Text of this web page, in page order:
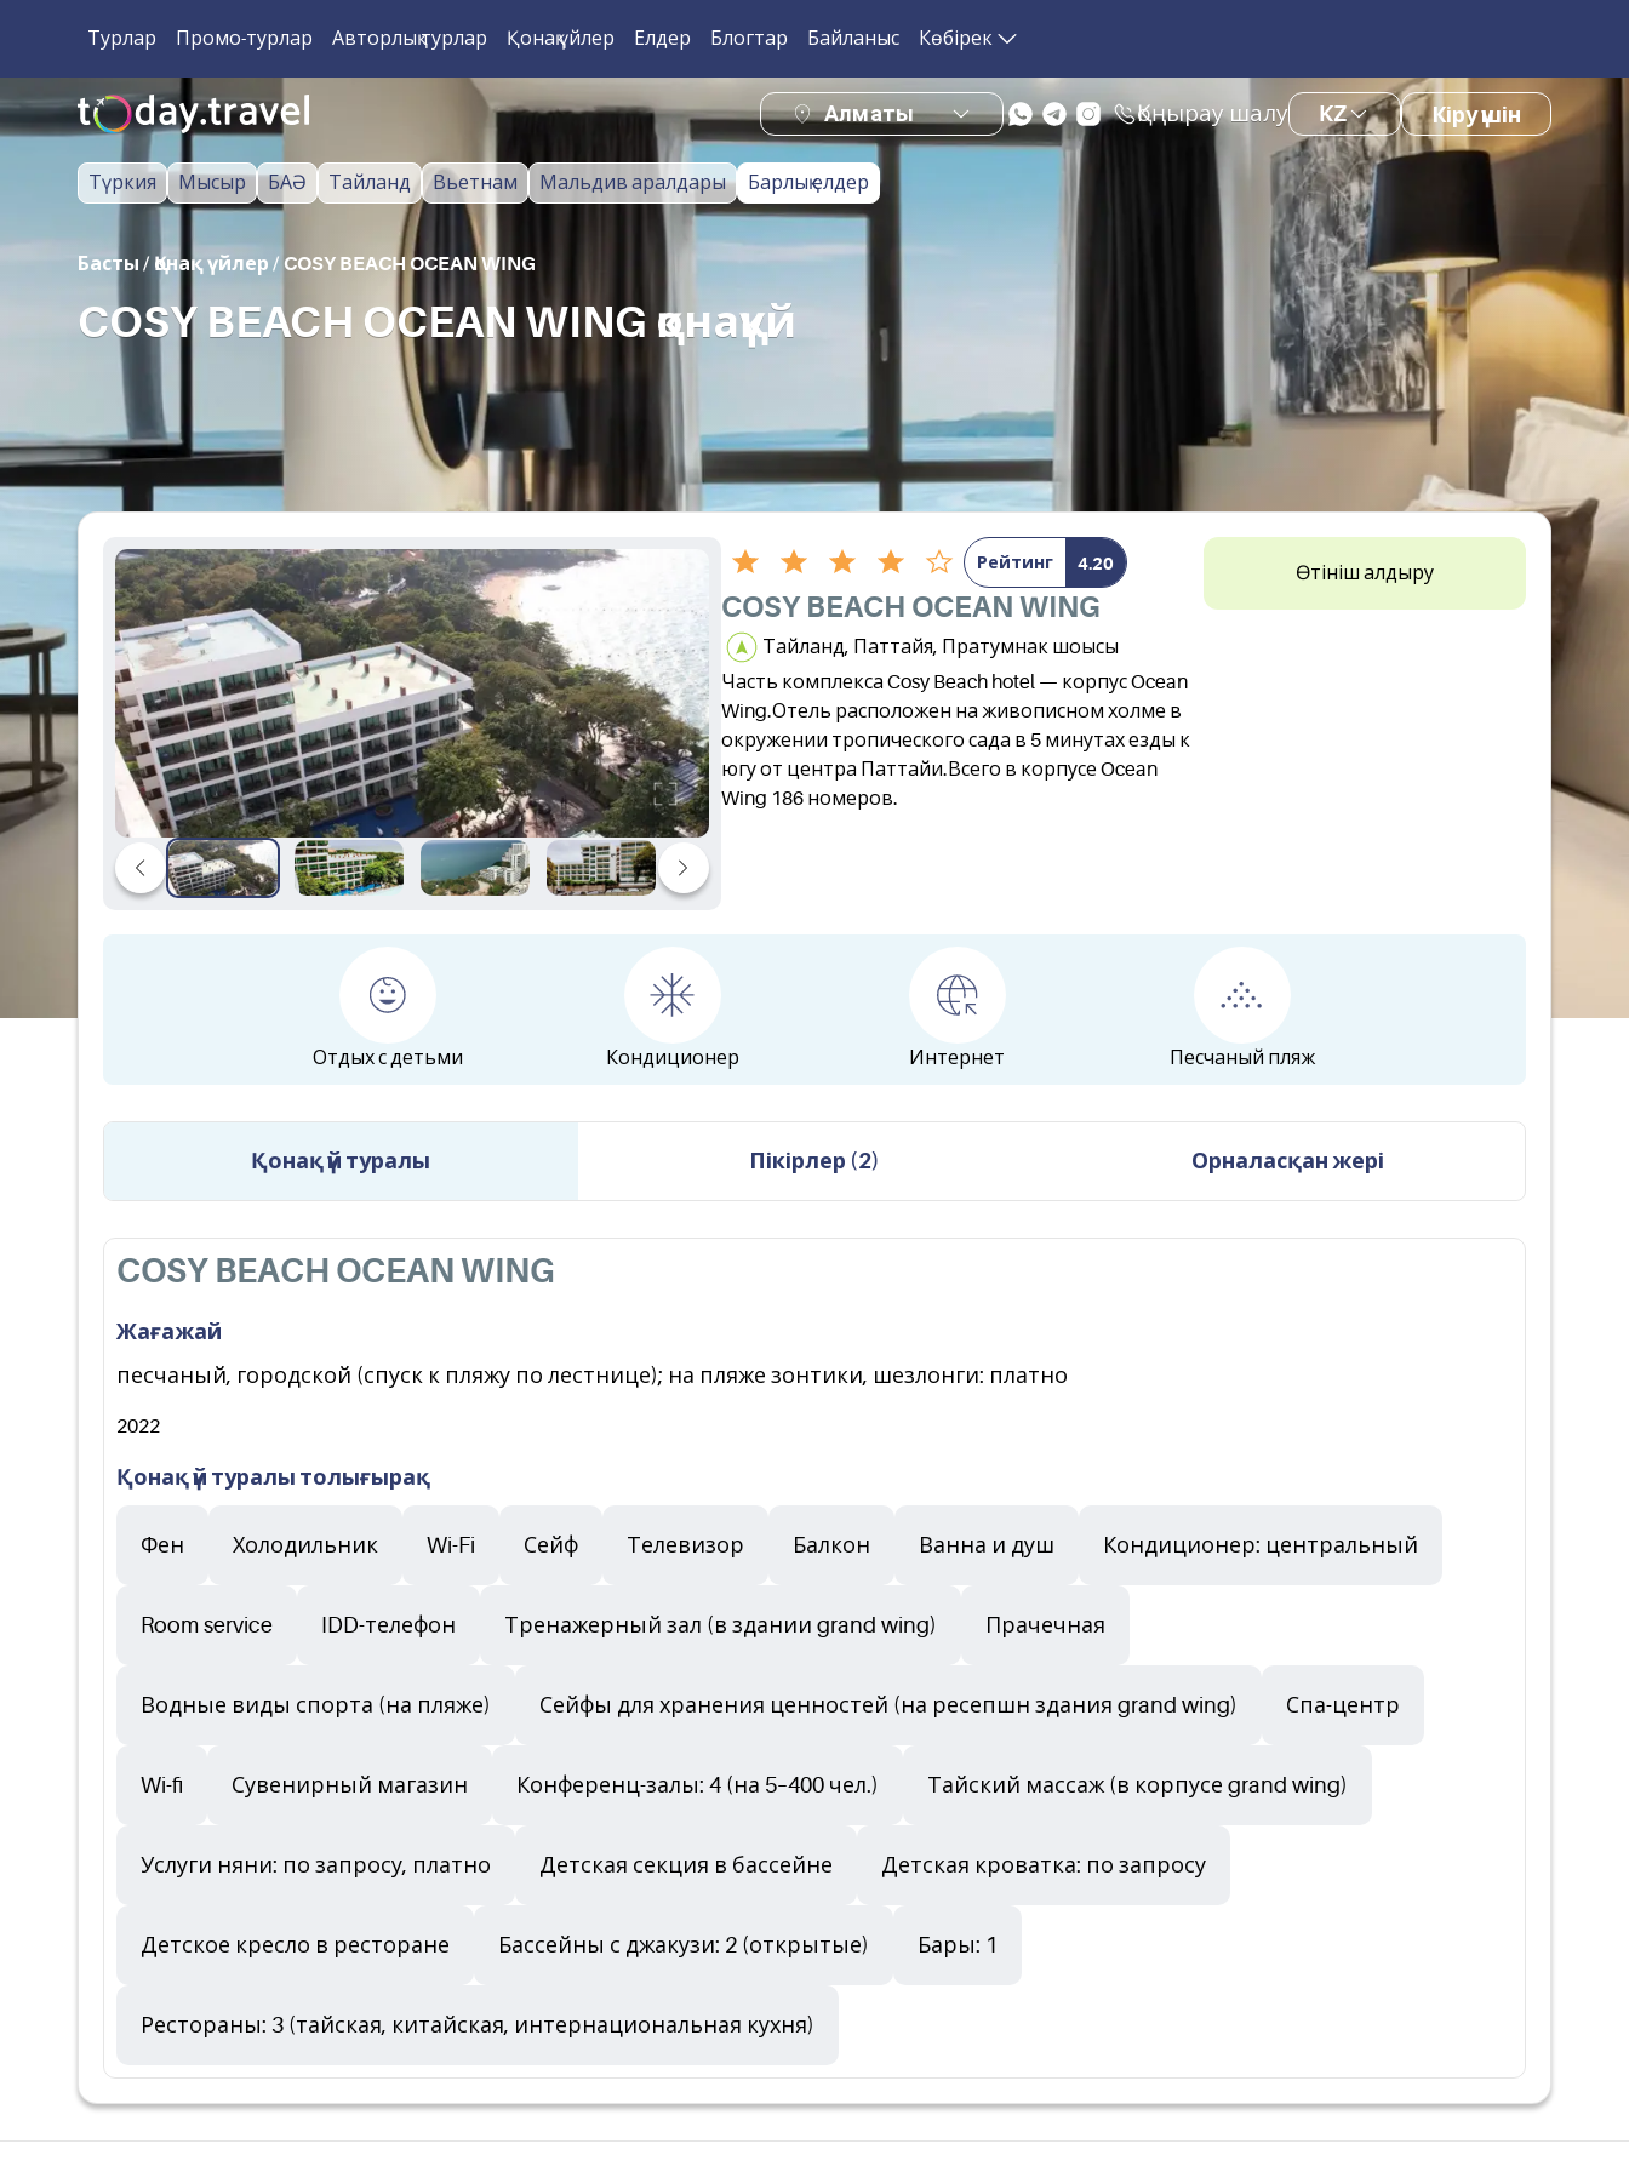
Турлар Промо-турлар Авторлық турлар Қонақ үйлер Елдер Блогтар Байланыс Көбірек
Алматы Қоңырау шалу KZ Кіру үшін
Түркия Мысыр БАӘ Тайланд Вьетнам Мальдив аралдары Барлық елдер
Басты / Қонақ үйлер / COSY BEACH OCEAN WING
COSY BEACH OCEAN WING қонақүй
Рейтинг 4.20
COSY BEACH OCEAN WING
Тайланд, Паттайя, Пратумнак шоқысы
Часть комплекса Cosy Beach hotel — корпус Ocean
Wing.Отель расположен на живописном холме в
окружении тропического сада в 5 минутах езды к
югу от центра Паттайи.Всего в корпусе Ocean
Wing 186 номеров.
Өтініш қалдыру
Отдых с детьми Кондиционер Интернет Песчаный пляж
Қонақ үй туралы Пікірлер (2) Орналасқан жері
COSY BEACH OCEAN WING
Жағажай
песчаный, городской (спуск к пляжу по лестнице); на пляже зонтики, шезлонги: платно
2022
Қонақ үй туралы толығырақ
Фен Холодильник Wi-Fi Сейф Телевизор Балкон Ванна и душ Кондиционер: центральный
Room service IDD-телефон Тренажерный зал (в здании grand wing) Прачечная
Водные виды спорта (на пляже) Сейфы для хранения ценностей (на ресепшн здания grand wing) Спа-центр
Wi-fi Сувенирный магазин Конференц-залы: 4 (на 5–400 чел.) Тайский массаж (в корпусе grand wing)
Услуги няни: по запросу, платно Детская секция в бассейне Детская кроватка: по запросу
Детское кресло в ресторане Бассейны с джакузи: 2 (открытые) Бары: 1
Рестораны: 3 (тайская, китайская, интернациональная кухня)